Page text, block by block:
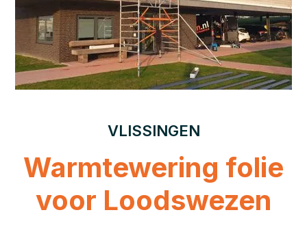
VLISSINGEN
Warmtewering folie
voor Loodswezen